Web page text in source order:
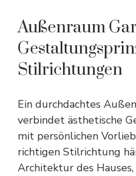
Außenraum
Stilrichtungen
Ein durchdachtes
verbindet ästhetische
mit persönlichen
richtigen Stilrichtung
Architektur des